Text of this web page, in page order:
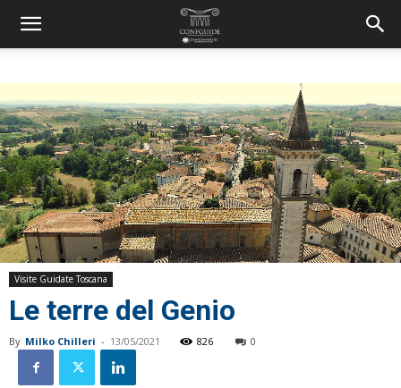
Visite Guidate Toscana
Le terre del Genio
By Milko Chilleri - 13/05/2021 826 0